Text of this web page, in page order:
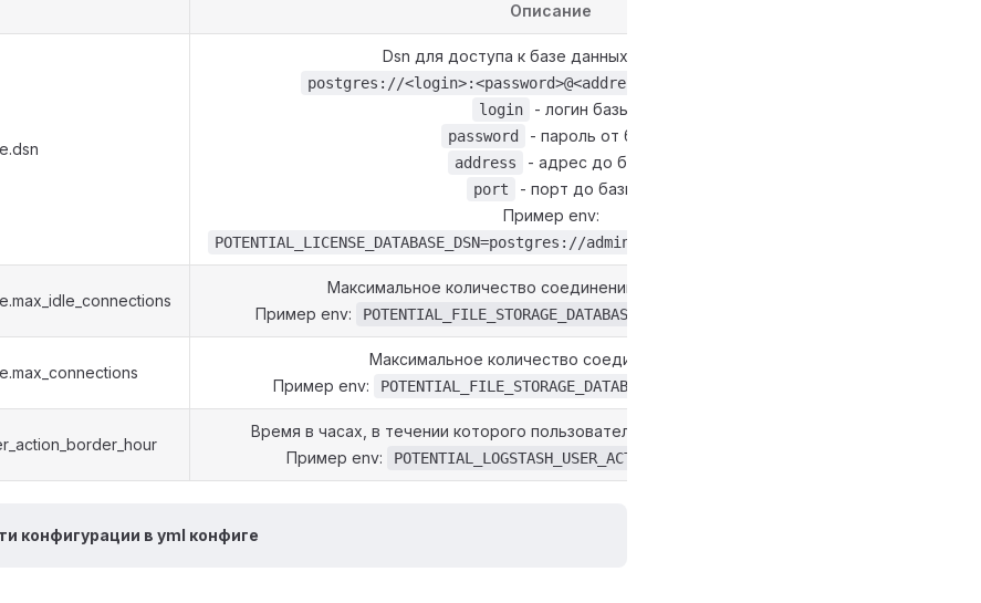
Описание
Dsn для доступа к базе данных в формате:
postgres://<login>:<password>@<address>:<port>/license"
login
- логин базы
password - пароль от базы
address - адрес до базы
port
- порт до базы
Пример env:
POTENTIAL_LICENSE_DATABASE_DSN=postgres://admin:admin@127.0.0.1:5432/license
Максимальное количество соединений к базе в простое.
Пример env:
POTENTIAL_FILE_STORAGE_DATABASE_MAX_IDLE_CONNECTIONS=2
Максимальное количество соединений к базе.
Пример env:
POTENTIAL_FILE_STORAGE_DATABASE_MAX_CONNECTIONS=20
Время в часах, в течении которого пользовательские логи остаются в базе.
Пример env:
POTENTIAL_LOGSTASH_USER_ACTION_BORDER_HOUR=-720
конфигурации в yml конфиге